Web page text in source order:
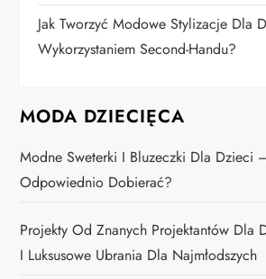
Jak Tworzyć Modowe Stylizacje Dla
Wykorzystaniem Second-Handu?
MODA DZIECIĘCA
Modne Sweterki I Bluzeczki Dla Dzieci
Odpowiednio Dobierać?
Projekty Od Znanych Projektantów Dla
I Luksusowe Ubrania Dla Najmłodszych